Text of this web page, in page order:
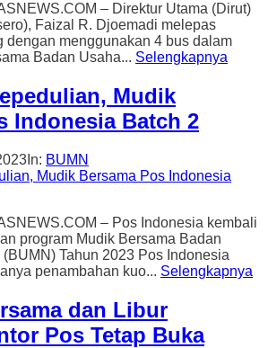
– Direktur Utama (Dirut)
Faizal R. Djoemadi melepas
dengan menggunakan 4 bus dalam
Badan Usaha... Selengkapnya
Mudik
Indonesia Batch 2
In: BUMN
– Pos Indonesia kembali
program Mudik Bersama Badan
Tahun 2023 Pos Indonesia
penambahan kuo... Selengkapnya
dan Libur
Pos Tetap Buka